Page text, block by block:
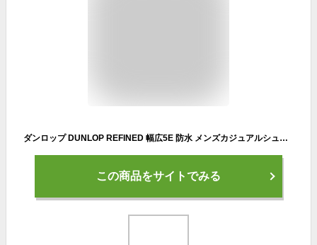
ダンロップ DUNLOP REFINED 幅広5E 防水 メンズカジュアルシューズ ブラック/ライトブラウン ビジカジ レザー 革 紳士靴 甲高 つま先が丸い 履きやすい 黒 おしゃれ ウォーキングシューズ 紐 ビジネスカジュアル ゆったり DR-6265
この商品をサイトでみる